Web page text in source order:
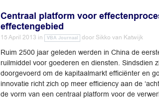
Centraal platform voor
effectengebied
15 April 2013 in VBA Journaal door Sikko van Katwijk
Ruim 2500 jaar geleden werden in China de
ruilmiddel voor goederen en diensten. Sindsdien
doorgevoerd om de kapitaalmarkt efficiënter en
innovatie richt zich op meer efficiency aan de
de vorm van een centraal platform voor de